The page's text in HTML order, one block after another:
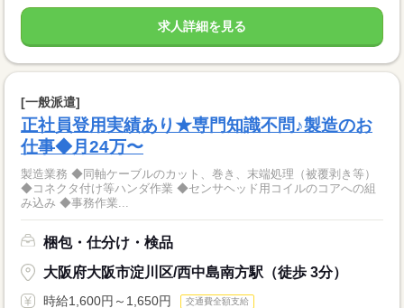
求人詳細を見る
[一般派遣]
正社員登用実績あり★専門知識不問♪製造のお
仕事◆月24万〜
製造業務 ◆同軸ケーブルのカット、巻き、末端処理（被覆剥き等）
◆コネクタ付け等ハンダ作業 ◆センサヘッド用コイルのコアへの組
み込み ◆事務作業...
梱包・仕分け・検品
大阪府大阪市淀川区/西中島南方駅（徒歩 3分）
時給1,600円～1,650円 交通費全額支給